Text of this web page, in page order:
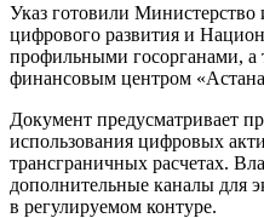
Указ готовили Министерство
цифрового развития и
профильными госорганами,
финансовым центром
Документ предусматривает
использования цифровых
трансграничных расчетах.
дополнительные каналы для
в регулируемом контуре.